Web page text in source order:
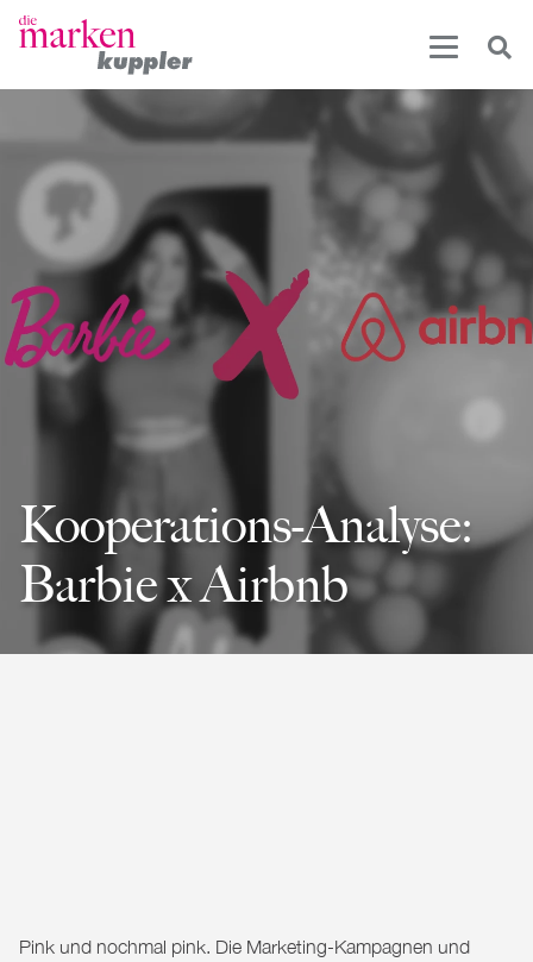
Kooperations-Analyse:
Barbie x Airbnb
Pink und nochmal pink. Die Marketing-Kampagnen und